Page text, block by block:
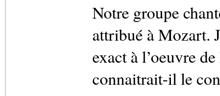
Notre groupe
attribué à Mozart.
exact à l’oeuvre
connaitrait-il le